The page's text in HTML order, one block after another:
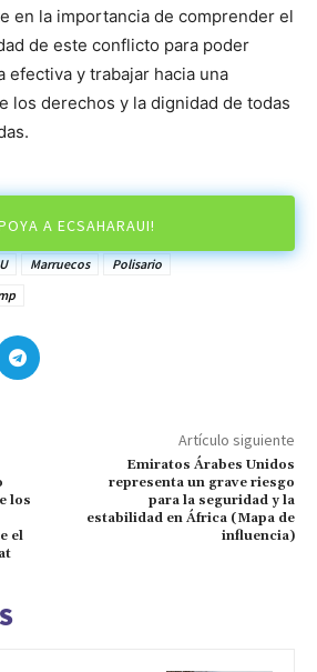
en la importancia de comprender el
de este conflicto para poder
efectiva y trabajar hacia una
los derechos y la dignidad de todas
A ECSAHARAUI!
Marruecos
Polisario
los
el
Artículo siguiente
Emiratos Árabes Unidos
representa un grave riesgo
para la seguridad y la
estabilidad en África (Mapa de
influencia)